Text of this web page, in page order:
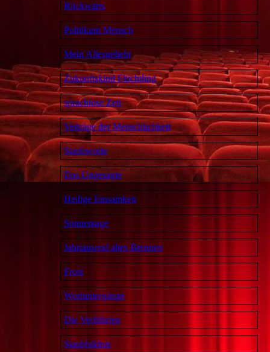
Rückwärts
Politikum Mensch
Mein Allesgeliebt
Zukunftskind Flüchtling
sprachlose Zeit
Verträge der Menschlichkeit
Staubworte
Das Ungesagte
Heilige Einsamkeit
Sonnentage
Jahrtausend altes Brennen
Frost
Wortuntergänge
Die Verführten
Staubbildnis